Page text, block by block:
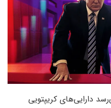
دارایی‌های کریپتویی